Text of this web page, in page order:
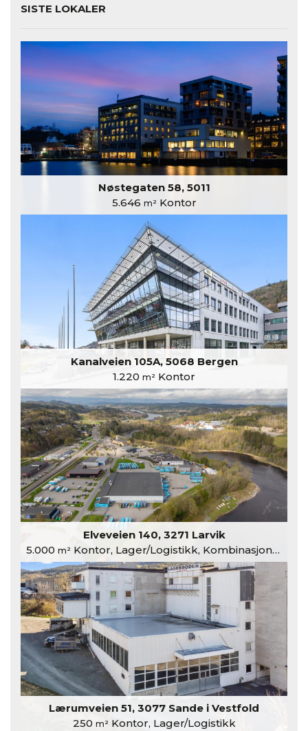
SISTE LOKALER
Nøstegaten 58, 5011
5.646 m²Kontor
Kanalveien 105A, 5068 Bergen
1.220 m² Kontor
Elveveien 140, 3271 Larvik
5.000 m²Kontor, Lager/Logistikk, Kombinasjonslokaler
Lærumveien 51, 3077 Sande i Vestfold
250 m²Kontor, Lager/Logistikk